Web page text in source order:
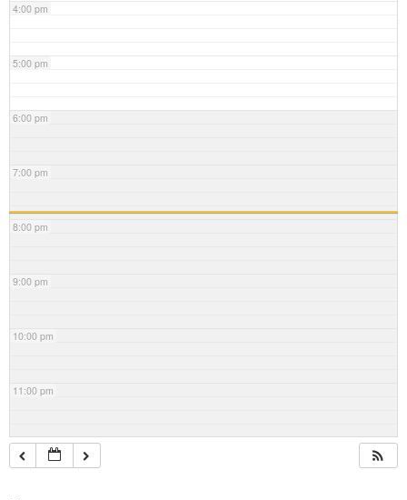
4:00 pm
5:00 pm
6:00 pm
7:00 pm
8:00 pm
9:00 pm
10:00 pm
11:00 pm